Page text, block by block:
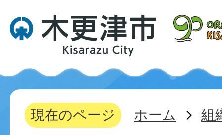
現在のページ ホーム 組